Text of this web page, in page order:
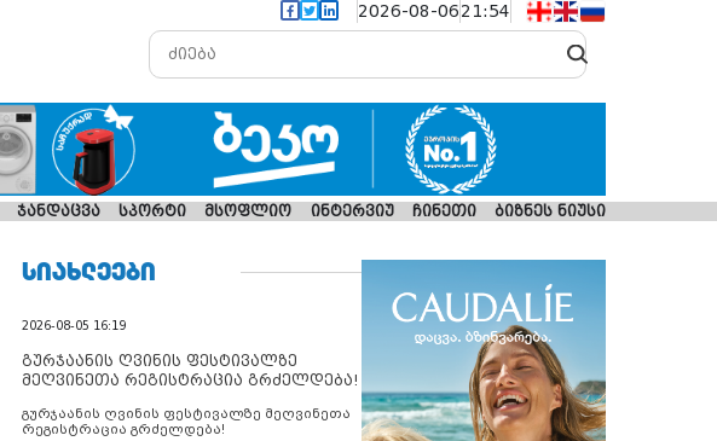
2026-08-0621:54
ჯანდაცვა სპორტი მსოფლიო ინტერვიუ ჩინეთი ბიზნეს ნიუსი
ᲡᲘᲐᲮᲚᲔᲔᲑᲘ
2026-08-05 16:19
გურჯაანის ღვინის ფესტივალზე
მეღვინეთა რეგისტრაცია გრძელდება!
გურჯაანის ღვინის ფესტივალზე მეღვინეთა
რეგისტრაცია გრძელდება!